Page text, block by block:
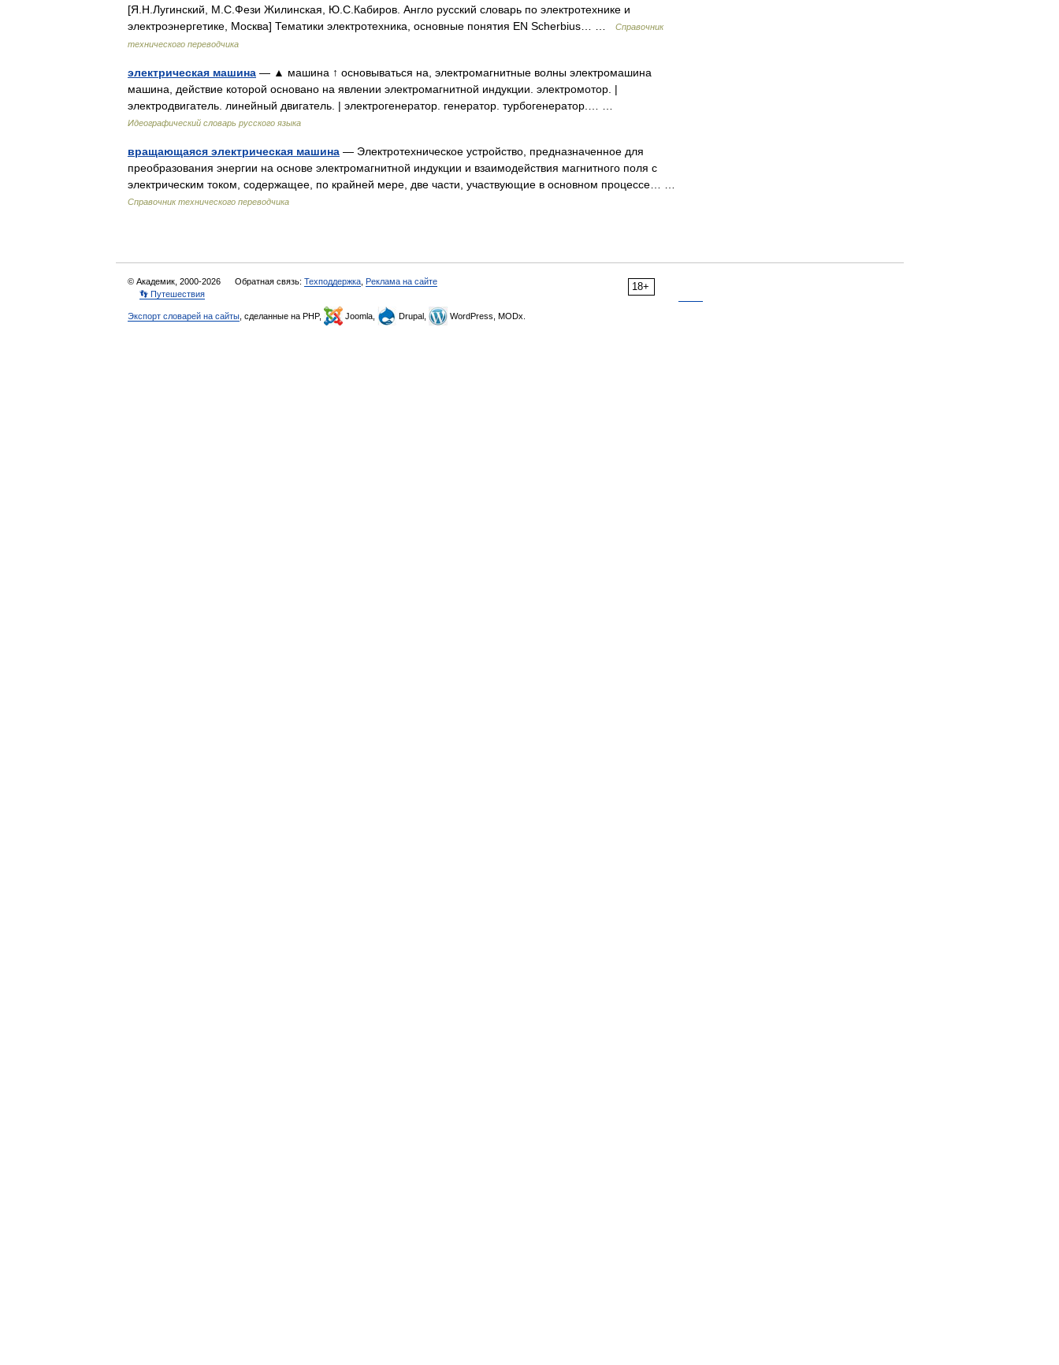
[Я.Н.Лугинский, М.С.Фези Жилинская, Ю.С.Кабиров. Англо русский словарь по электротехнике и
электроэнергетике, Москва] Тематики электротехника, основные понятия EN Scherbius… …
Справочник
технического переводчика
электрическая машина — ▲ машина ↑ основываться на, электромагнитные волны электромашина
машина, действие которой основано на явлении электромагнитной индукции. электромотор. |
электродвигатель. линейный двигатель. | электрогенератор. генератор. турбогенератор.… …
Идеографический словарь русского языка
вращающаяся электрическая машина — Электротехническое устройство, предназначенное для
преобразования энергии на основе электромагнитной индукции и взаимодействия магнитного поля с
электрическим током, содержащее, по крайней мере, две части, участвующие в основном процессе… …
Справочник технического переводчика
18+
© Академик, 2000-2026 Обратная связь: Техподдержка Реклама на сайте
👣 Путешествия
Экспорт словарей на сайты , сделанные на PHP, Joomla, Drupal, WordPress, MODx.